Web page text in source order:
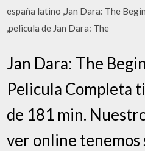
españa latino ,Jan Dara: The
,pelicula de Jan Dara: The
Jan Dara: The
Pelicula Completa
de 181 min.
ver online tenemos